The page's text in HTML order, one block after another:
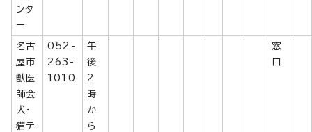
ンタ
ー
名古
屋市
獣医
師会
犬・
猫テ
052-
263-
1010
午
後
2
時
か
ら
窓
口